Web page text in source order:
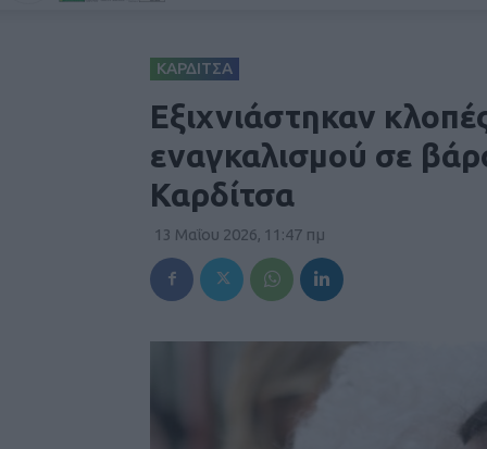
ΚΑΡΔΙΤΣΑ
Εξιχνιάστηκαν
εναγκαλισμού σε
Καρδίτσα
13 Μαΐου 2026, 11:47 πμ